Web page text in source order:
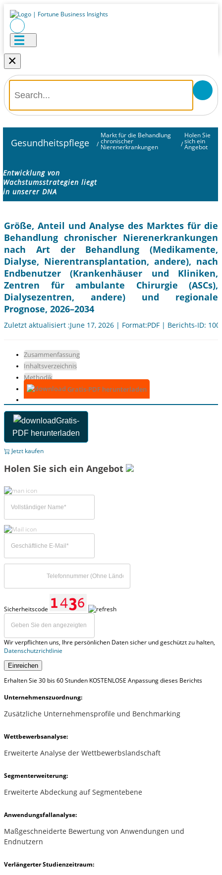
×
Gesundheitspflege /
Markt für die Behandlung
chronischer
Nierenerkrankungen /
Holen Sie
sich ein
Angebot
Entwicklung von
Wachstumsstrategien liegt
in unserer DNA
Größe, Anteil und Analyse des Marktes für die
Behandlung chronischer Nierenerkrankungen
nach Art der Behandlung (Medikamente,
Dialyse, Nierentransplantation, andere), nach
Endbenutzer (Krankenhäuser und Kliniken,
Zentren für ambulante Chirurgie (ASCs),
Dialysezentren, andere) und regionale
Prognose, 2026–2034
Zuletzt aktualisiert :June 17, 2026 | Format:PDF | Berichts-ID:
Zusammenfassung
Inhaltsverzeichnis
Methodik
Gratis-PDF herunterladen
Gratis-
PDF herunterladen
Jetzt kaufen
Holen Sie sich ein Angebot
Sicherheitscode
Wir verpflichten uns, Ihre persönlichen Daten sicher und geschützt zu halten,
Datenschutzrichtlinie
Einreichen
Erhalten Sie 30 bis 60 Stunden KOSTENLOSE Anpassung dieses Berichts
Unternehmenszuordnung:
Zusätzliche Unternehmensprofile und Benchmarking
Wettbewerbsanalyse:
Erweiterte Analyse der Wettbewerbslandschaft
Segmenterweiterung:
Erweiterte Abdeckung auf Segmentebene
Anwendungsfallanalyse:
Maßgeschneiderte Bewertung von Anwendungen und
Endnutzern
Verlängerter Studienzeitraum: